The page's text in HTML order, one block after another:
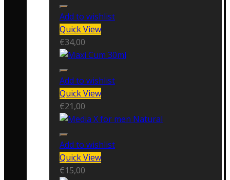
Add to wishlist
Quick View
€34,00
Add to wishlist
Quick View
€21,00
Add to wishlist
Quick View
€15,00